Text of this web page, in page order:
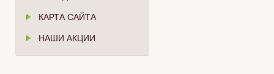
КАРТА САЙТА
НАШИ АКЦИИ